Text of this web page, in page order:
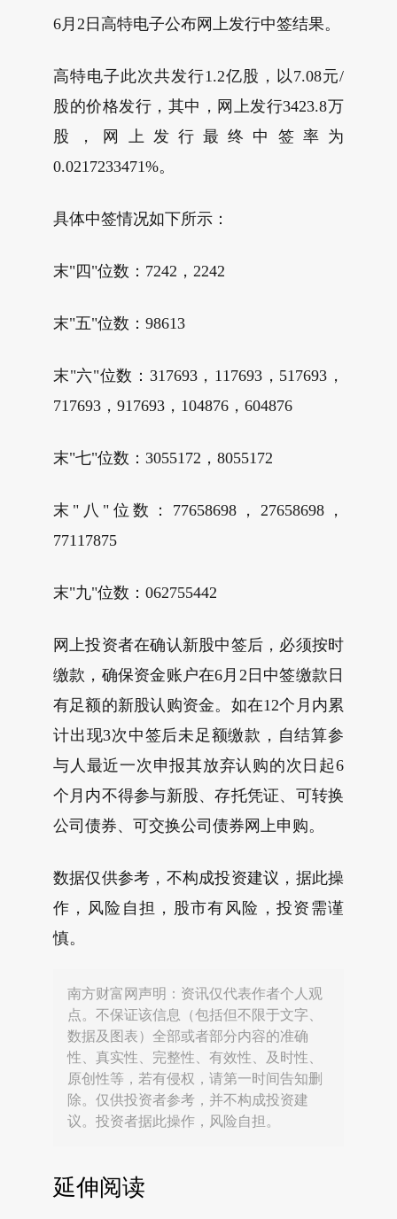
6月2日高特电子公布网上发行中签结果。
高特电子此次共发行1.2亿股，以7.08元/
股的价格发行，其中，网上发行3423.8万
股，网上发行最终中签率为
0.0217233471%。
具体中签情况如下所示：
末"四"位数：7242，2242
末"五"位数：98613
末"六"位数：317693，117693，517693，
717693，917693，104876，604876
末"七"位数：3055172，8055172
末"八"位数：77658698，27658698，
77117875
末"九"位数：062755442
网上投资者在确认新股中签后，必须按时
缴款，确保资金账户在6月2日中签缴款日
有足额的新股认购资金。如在12个月内累
计出现3次中签后未足额缴款，自结算参
与人最近一次申报其放弃认购的次日起6
个月内不得参与新股、存托凭证、可转换
公司债券、可交换公司债券网上申购。
数据仅供参考，不构成投资建议，据此操
作，风险自担，股市有风险，投资需谨
慎。
南方财富网声明：资讯仅代表作者个人观
点。不保证该信息（包括但不限于文字、
数据及图表）全部或者部分内容的准确
性、真实性、完整性、有效性、及时性、
原创性等，若有侵权，请第一时间告知删
除。仅供投资者参考，并不构成投资建
议。投资者据此操作，风险自担。
延伸阅读